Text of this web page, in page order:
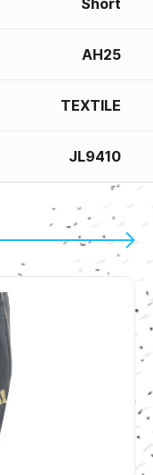
Short
AH25
TEXTILE
JL9410